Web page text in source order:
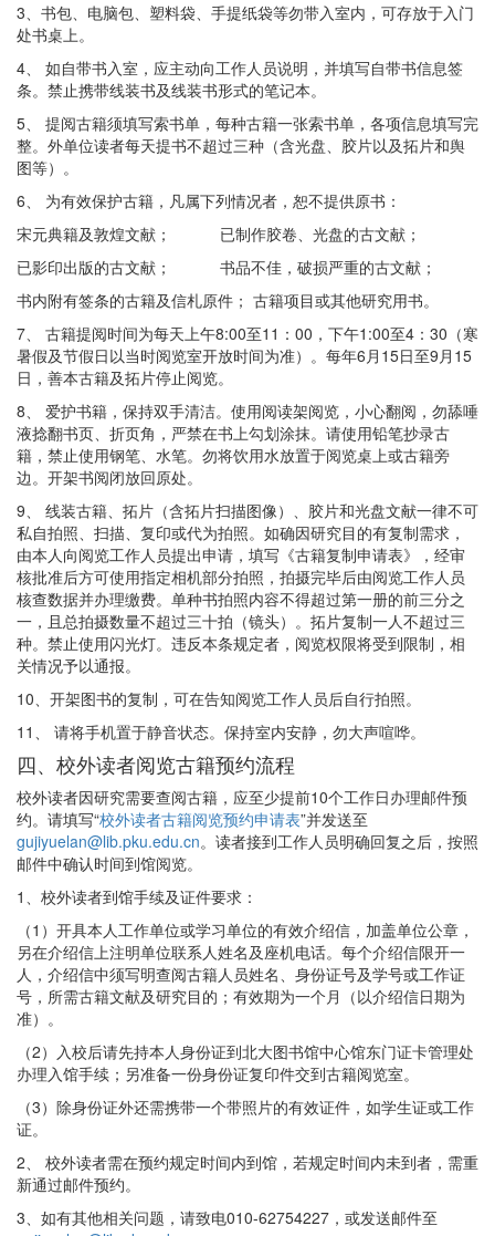
3、书包、电脑包、塑料袋、手提纸袋等勿带入室内，可存放于入门
处书桌上。
4、 如自带书入室，应主动向工作人员说明，并填写自带书信息签
条。禁止携带线装书及线装书形式的笔记本。
5、 提阅古籍须填写索书单，每种古籍一张索书单，各项信息填写完
整。外单位读者每天提书不超过三种（含光盘、胶片以及拓片和舆
图等）。
6、 为有效保护古籍，凡属下列情况者，恕不提供原书：
宋元典籍及敦煌文献； 已制作胶卷、光盘的古文献；
已影印出版的古文献； 书品不佳，破损严重的古文献；
书内附有签条的古籍及信札原件； 古籍项目或其他研究用书。
7、 古籍提阅时间为每天上午8:00至11：00，下午1:00至4：30（寒
暑假及节假日以当时阅览室开放时间为准）。每年6月15日至9月15
日，善本古籍及拓片停止阅览。
8、 爱护书籍，保持双手清洁。使用阅读架阅览，小心翻阅，勿舔唾
液捻翻书页、折页角，严禁在书上勾划涂抹。请使用铅笔抄录古
籍，禁止使用钢笔、水笔。勿将饮用水放置于阅览桌上或古籍旁
边。开架书阅闭放回原处。
9、 线装古籍、拓片（含拓片扫描图像）、胶片和光盘文献一律不可
私自拍照、扫描、复印或代为拍照。如确因研究目的有复制需求，
由本人向阅览工作人员提出申请，填写《古籍复制申请表》，经审
核批准后方可使用指定相机部分拍照，拍摄完毕后由阅览工作人员
核查数据并办理缴费。单种书拍照内容不得超过第一册的前三分之
一，且总拍摄数量不超过三十拍（镜头）。拓片复制一人不超过三
种。禁止使用闪光灯。违反本条规定者，阅览权限将受到限制，相
关情况予以通报。
10、开架图书的复制，可在告知阅览工作人员后自行拍照。
11、 请将手机置于静音状态。保持室内安静，勿大声喧哗。
四、校外读者阅览古籍预约流程
校外读者因研究需要查阅古籍，应至少提前10个工作日办理邮件预
约。请填写“校外读者古籍阅览预约申请表”并发送至
gujiyuelan@lib.pku.edu.cn。读者接到工作人员明确回复之后，按照
邮件中确认时间到馆阅览。
1、校外读者到馆手续及证件要求：
（1）开具本人工作单位或学习单位的有效介绍信，加盖单位公章，
另在介绍信上注明单位联系人姓名及座机电话。每个介绍信限开一
人，介绍信中须写明查阅古籍人员姓名、身份证号及学号或工作证
号，所需古籍文献及研究目的；有效期为一个月（以介绍信日期为
准）。
（2）入校后请先持本人身份证到北大图书馆中心馆东门证卡管理处
办理入馆手续；另准备一份身份证复印件交到古籍阅览室。
（3）除身份证外还需携带一个带照片的有效证件，如学生证或工作
证。
2、 校外读者需在预约规定时间内到馆，若规定时间内未到者，需重
新通过邮件预约。
3、如有其他相关问题，请致电010-62754227，或发送邮件至